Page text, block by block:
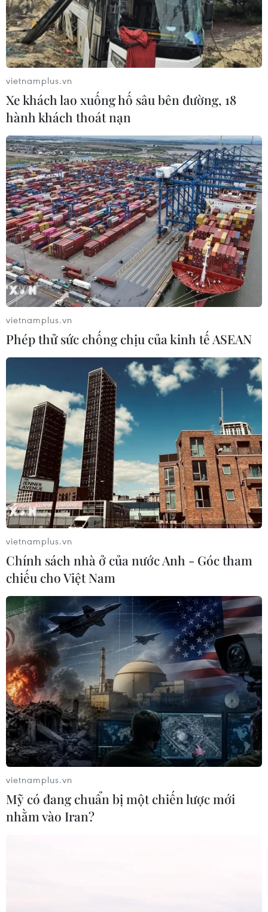
Thủy Trần/Vietnam+)
Hình ảnh trường Hướng Việt vẫn đang ngập trong bùn. (Ảnh:
Thủy Trần/Vietnam+)
Hình ảnh trường Hướng Việt vẫn đang ngập trong bùn. (Ảnh:
Thủy Trần/Vietnam+)
vietnamplus.vn
Xe khách lao xuống hố sâu bên đường, 18
hành khách thoát nạn
vietnamplus.vn
Phép thử sức chống chịu của kinh tế ASEAN
vietnamplus.vn
Chính sách nhà ở của nước Anh - Góc tham
chiếu cho Việt Nam
vietnamplus.vn
Mỹ có đang chuẩn bị một chiến lược mới
nhằm vào Iran?